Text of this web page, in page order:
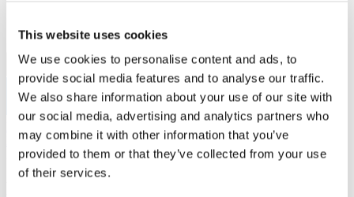
This website uses cookies
We use cookies to personalise content and ads, to
provide social media features and to analyse our traffic.
We also share information about your use of our site with
our social media, advertising and analytics partners who
may combine it with other information that you’ve
provided to them or that they’ve collected from your use
of their services.
VŠECHNY PRODUKTY
Menu
Poradna/
Dotaz 112